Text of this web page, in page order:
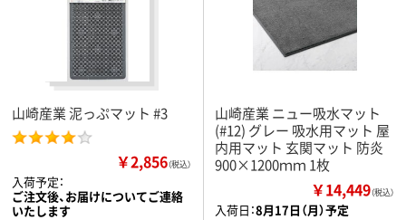
山崎産業 泥っぷマット #3
￥2,856（税込）
入荷予定：
ご注文後、お届けについてご連絡
いたします
山崎産業 ニュー吸水マット
(#12) グレー 吸水用マット 屋
内用マット 玄関マット 防炎
900×1200ｍｍ 1枚
￥14,449（税込）
入荷日：8月17日（月）予定